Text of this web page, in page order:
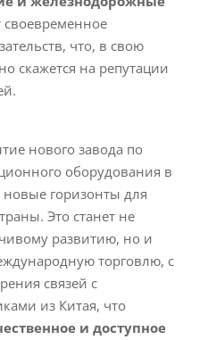
своевременное
что, в свою
скажется на репутации
нового завода по
оборудования в
новые горизонты для
Это станет не
развитию, но и
торговлю, с
связей с
из Китая, что
и доступное